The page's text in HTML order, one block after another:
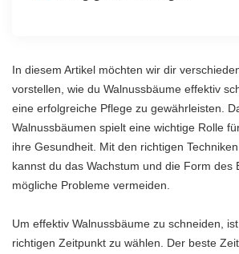
In diesem Artikel möchten wir dir
vorstellen, wie du Walnussbäume effektiv
eine erfolgreiche Pflege zu gewährleisten.
Walnussbäumen spielt eine wichtige Rolle
ihre Gesundheit. Mit den richtigen
kannst du das Wachstum und die Form des
mögliche Probleme vermeiden.
Um effektiv Walnussbäume zu schneiden,
richtigen Zeitpunkt zu wählen. Der beste